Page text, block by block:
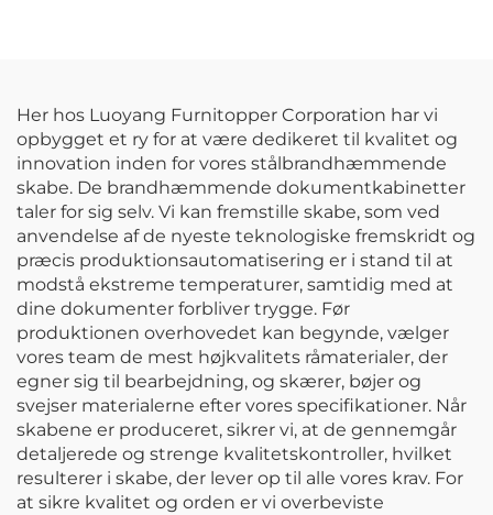
genbrugsaffaldsspand
til hus
Her hos Luoyang Furnitopper Corporation har vi
opbygget et ry for at være dedikeret til kvalitet og
innovation inden for vores stålbrandhæmmende
skabe. De brandhæmmende dokumentkabinetter
taler for sig selv. Vi kan fremstille skabe, som ved
anvendelse af de nyeste teknologiske fremskridt og
præcis produktionsautomatisering er i stand til at
modstå ekstreme temperaturer, samtidig med at
dine dokumenter forbliver trygge. Før
produktionen overhovedet kan begynde, vælger
vores team de mest højkvalitets råmaterialer, der
egner sig til bearbejdning, og skærer, bøjer og
svejser materialerne efter vores specifikationer. Når
skabene er produceret, sikrer vi, at de gennemgår
detaljerede og strenge kvalitetskontroller, hvilket
resulterer i skabe, der lever op til alle vores krav. For
at sikre kvalitet og orden er vi overbeviste